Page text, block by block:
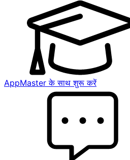
AppMaster के साथ शुरू करें